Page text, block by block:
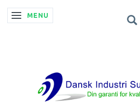
SKIFTE NAVIGATION
MENU